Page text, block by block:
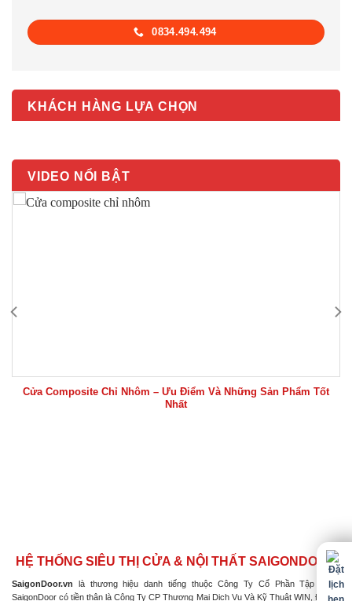
0834.494.494
KHÁCH HÀNG LỰA CHỌN
VIDEO NỔI BẬT
Cửa Composite Chỉ Nhôm – Ưu Điểm Và Những Sản Phẩm Tốt
Nhất
HỆ THỐNG SIÊU THỊ CỬA & NỘI THẤT SAIGONDOOR
SaigonDoor.vn là thương hiệu danh tiếng thuộc Công Ty Cổ Phần Tập Đoàn
SaigonDoor có tiền thân là Công Ty CP Thương Mại Dịch Vụ Và Kỹ Thuật WIN, Đơn vị